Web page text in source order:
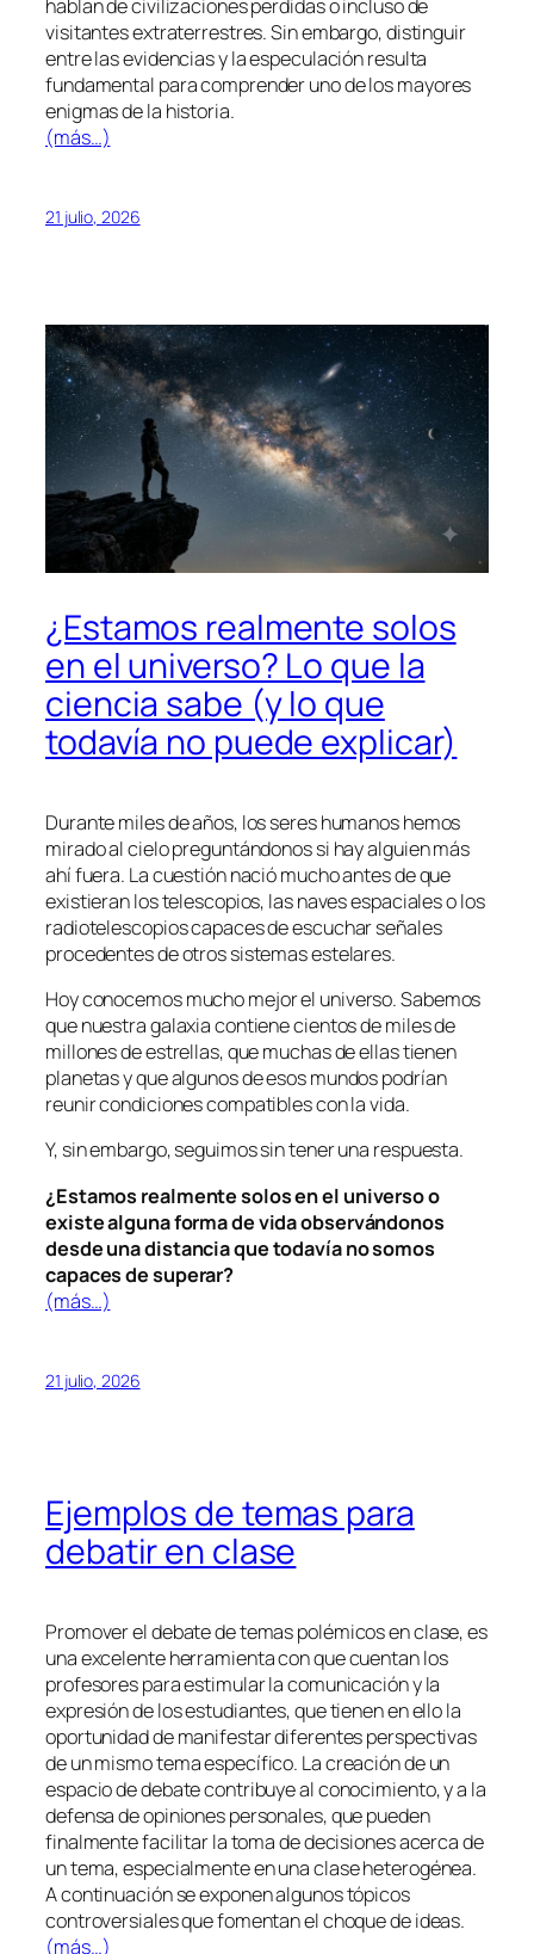
hablan de civilizaciones perdidas o incluso de
visitantes extraterrestres. Sin embargo, distinguir
entre las evidencias y la especulación resulta
fundamental para comprender uno de los mayores
enigmas de la historia.
(más…)
21 julio, 2026
¿Estamos realmente solos
en el universo? Lo que la
ciencia sabe (y lo que
todavía no puede explicar)
Durante miles de años, los seres humanos hemos
mirado al cielo preguntándonos si hay alguien más
ahí fuera. La cuestión nació mucho antes de que
existieran los telescopios, las naves espaciales o los
radiotelescopios capaces de escuchar señales
procedentes de otros sistemas estelares.
Hoy conocemos mucho mejor el universo. Sabemos
que nuestra galaxia contiene cientos de miles de
millones de estrellas, que muchas de ellas tienen
planetas y que algunos de esos mundos podrían
reunir condiciones compatibles con la vida.
Y, sin embargo, seguimos sin tener una respuesta.
¿Estamos realmente solos en el universo o
existe alguna forma de vida observándonos
desde una distancia que todavía no somos
capaces de superar?
(más…)
21 julio, 2026
Ejemplos de temas para
debatir en clase
Promover el debate de temas polémicos en clase, es
una excelente herramienta con que cuentan los
profesores para estimular la comunicación y la
expresión de los estudiantes, que tienen en ello la
oportunidad de manifestar diferentes perspectivas
de un mismo tema específico. La creación de un
espacio de debate contribuye al conocimiento, y a la
defensa de opiniones personales, que pueden
finalmente facilitar la toma de decisiones acerca de
un tema, especialmente en una clase heterogénea.
A continuación se exponen algunos tópicos
controversiales que fomentan el choque de ideas.
(más…)